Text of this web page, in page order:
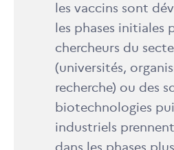
les vaccins sont
les phases initiales
chercheurs du
(universités,
recherche) ou des
biotechnologies
industriels